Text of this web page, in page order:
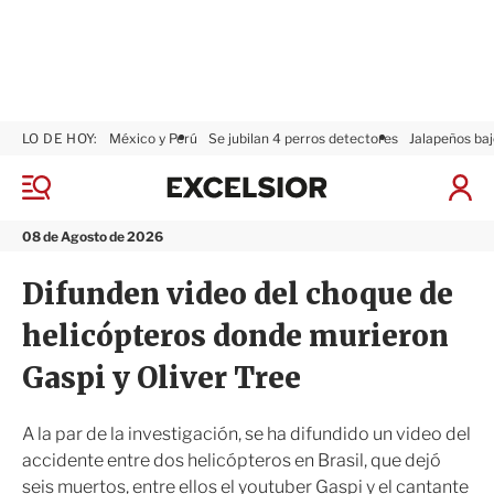
M
n
08 de Agosto de 2026
LO DE HOY: México y Perú Se jubilan 4 perros detectores Jalapeños
I
ó
n
x
s
i
r
Difunden video del choque de
helicópteros donde murieron
Gaspi y Oliver Tree
A la par de la investigación, se ha difundido un video del
accidente entre dos helicópteros en Brasil, que dejó
seis muertos, entre ellos el youtuber Gaspi y el cantante